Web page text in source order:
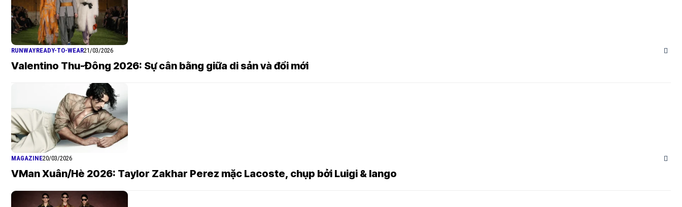
RUNWAYREADY-TO-WEAR21/03/2026
Valentino Thu-Đông 2026: Sự cân bằng giữa di sản và đổi mới
MAGAZINE20/03/2026
VMan Xuân/Hè 2026: Taylor Zakhar Perez mặc Lacoste, chụp bởi Luigi & Iango